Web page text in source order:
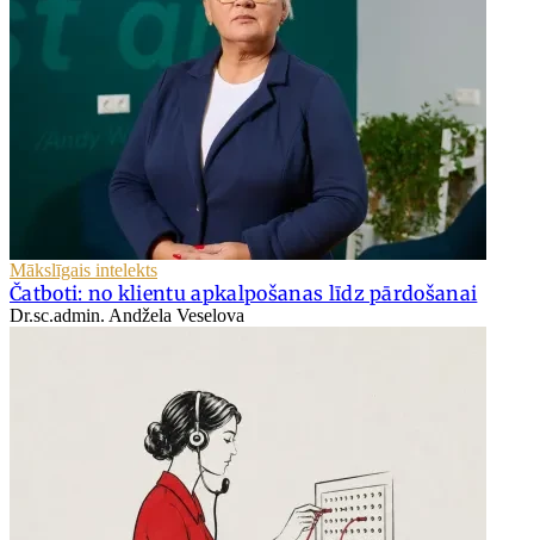
Mākslīgais intelekts
Čatboti: no klientu apkalpošanas līdz pārdošanai
Dr.sc.admin. Andžela Veselova